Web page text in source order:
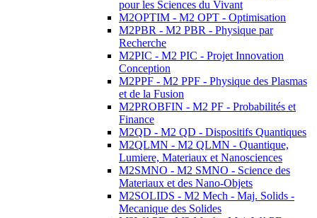
pour les Sciences du Vivant
M2OPTIM - M2 OPT - Optimisation
M2PBR - M2 PBR - Physique par
Recherche
M2PIC - M2 PIC - Projet Innovation
Conception
M2PPF - M2 PPF - Physique des Plasmas
et de la Fusion
M2PROBFIN - M2 PF - Probabilités et
Finance
M2QD - M2 QD - Dispositifs Quantiques
M2QLMN - M2 QLMN - Quantique,
Lumiere, Materiaux et Nanosciences
M2SMNO - M2 SMNO - Science des
Materiaux et des Nano-Objets
M2SOLIDS - M2 Mech - Maj. Solids -
Mecanique des Solides